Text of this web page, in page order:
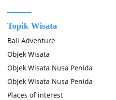
Topik Wisata
Bali Adventure
Objek Wisata
Objek Wisata Nusa Penida
Objek Wisata Nusa Penida
Places of interest